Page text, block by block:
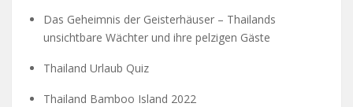
Das Geheimnis der Geisterhäuser – Thailands
unsichtbare Wächter und ihre pelzigen Gäste
Thailand Urlaub Quiz
Thailand Bamboo Island 2022